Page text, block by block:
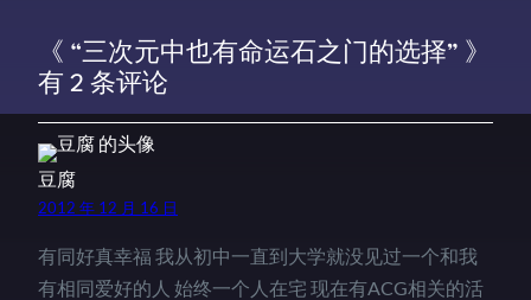
《 “三次元中也有命运石之门的选择” 》
有 2 条评论
豆腐
2012 年 12 月 16 日
有同好真幸福 我从初中一直到大学就没见过一个和我
有相同爱好的人 始终一个人在宅 现在有ACG相关的活